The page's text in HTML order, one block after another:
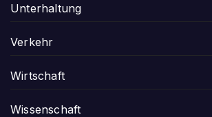
Unterhaltung
Verkehr
Wirtschaft
Wissenschaft